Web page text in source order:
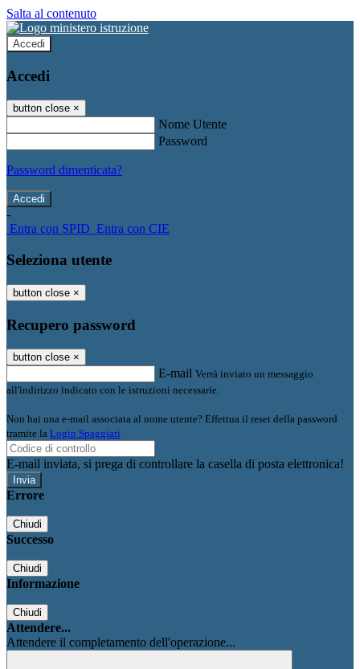
Salta al contenuto
Accedi
Accedi
button close ×
Nome Utente
Password
Password dimenticata?
-
Entra con SPID Entra con CIE
Seleziona utente
button close ×
Recupero password
button close ×
E-mail Verrà inviato un messaggio
all'indirizzo indicato con le istruzioni necessarie.
Non hai una e-mail associata al nome utente? Effettua il reset della password
tramite la Login Spaggiari
E-mail inviata, si prega di controllare la casella di posta elettronica!
Errore
Chiudi
Successo
Chiudi
Informazione
Chiudi
Attendere...
Attendere il completamento dell'operazione...